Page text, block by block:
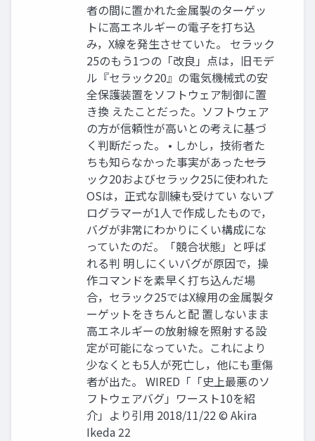
者の間に置かれた金属製のターゲッ
トに高エネルギーの電子を打ち込
み，X線を発生させていた。 セラック
25のもう1つの「改良」点は，旧モデ
ル『セラック20』の電気機械式の安
全保護装置をソフトウェア制御に置
き換 えたことだった。ソフトウェア
の方が信頼性が高いとの考えに基づ
く判断だった。 • しかし，技術者た
ちも知らなかった事実があった――セラ
ック20およびセラック25に使われた
OSは，正式な訓練も受けてい ないプ
ログラマーが1人で作成したもので，
バグが非常にわかりにくい構成にな
っていたのだ。「競合状態」と呼ば
れる判 明しにくいバグが原因で，操
作コマンドを素早く打ち込んだ場
合，セラック25ではX線用の金属製タ
ーゲットをきちんと配 置しないまま
高エネルギーの放射線を照射する設
定が可能になっていた。これにより
少なくとも5人が死亡し，他にも重傷
者が出た。 WIRED「「史上最悪のソ
フトウェアバグ」ワースト10を紹
介」より引用 2018/11/22 © Akira
Ikeda 22